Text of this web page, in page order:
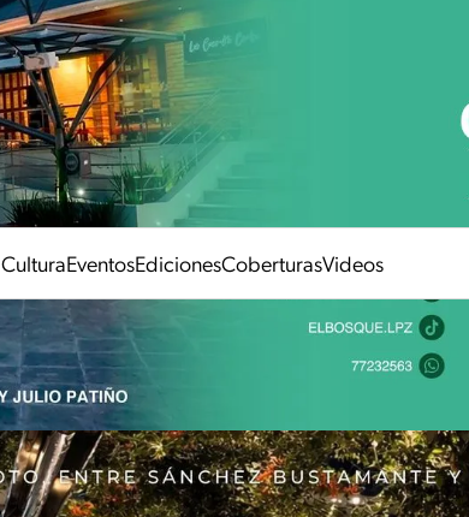
CulturaEventosEdicionesCoberturasVideos